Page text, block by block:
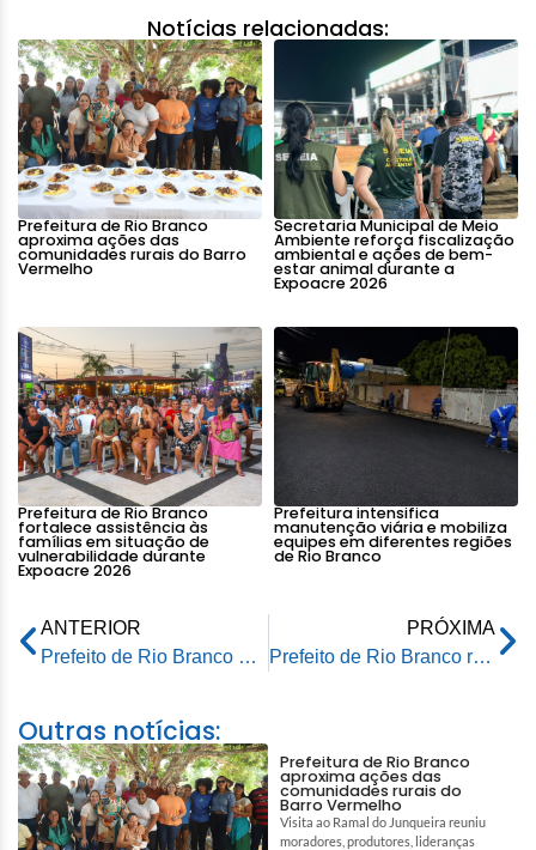
Notícias relacionadas:
Prefeitura de Rio Branco
aproxima ações das
comunidades rurais do Barro
Vermelho
Secretaria Municipal de Meio
Ambiente reforça fiscalização
ambiental e ações de bem-
estar animal durante a
Expoacre 2026
Prefeitura de Rio Branco
fortalece assistência às
famílias em situação de
vulnerabilidade durante
Expoacre 2026
Prefeitura intensifica
manutenção viária e mobiliza
equipes em diferentes regiões
de Rio Branco
ANTERIOR
Prefeito de Rio Branco prestigia posse da nova administração do TJ/AC
PRÓXIMA
Prefeito de Rio Branco reúne vereadores da base e reforça aliança para novo mandato
Outras notícias:
Prefeitura de Rio Branco
aproxima ações das
comunidades rurais do
Barro Vermelho
Visita ao Ramal do Junqueira reuniu
moradores, produtores, lideranças